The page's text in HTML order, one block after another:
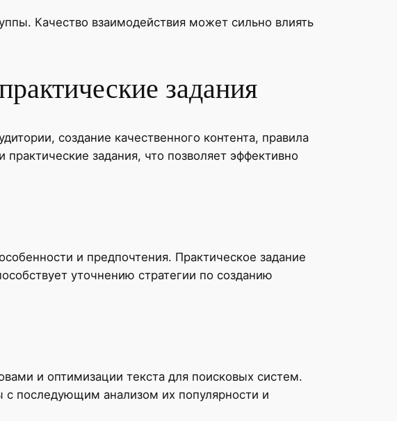
Качество взаимодействия может сильно влиять
задания
создание качественного контента, правила
задания, что позволяет эффективно
и предпочтения. Практическое задание
уточнению стратегии по созданию
и оптимизации текста для поисковых систем.
с последующим анализом их популярности и